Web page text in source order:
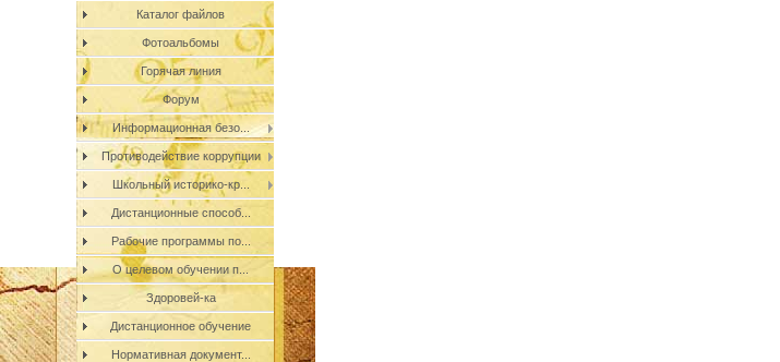
Каталог файлов
Фотоальбомы
Горячая линия
Форум
Информационная безо...
Противодействие коррупции
Школьный историко-кр...
Дистанционные способ...
Рабочие программы по...
О целевом обучении п...
Здоровей-ка
Дистанционное обучение
Нормативная документ...